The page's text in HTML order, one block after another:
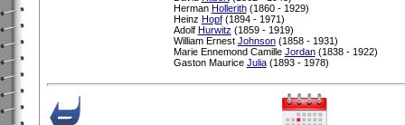
Herman Hollerith(1860 - 1929)
Heinz Hopf(1894 - 1971)
Adolf Hurwitz (1859 - 1919)
William Ernest Johnson(1858 - 1931)
Marie Ennemond Camille Jordan(1838 - 1922)
Gaston Maurice Julia(1893 - 1978)